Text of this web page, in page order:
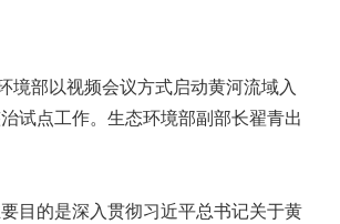
境部以视频会议方式启动黄河流域入
试点工作。生态环境部副部长翟青出
目的是深入贯彻习近平总书记关于黄